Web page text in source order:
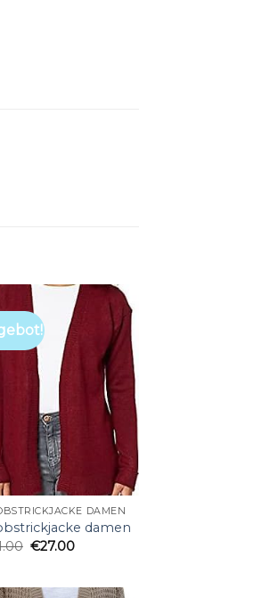
DAMEN
damen
€27.00